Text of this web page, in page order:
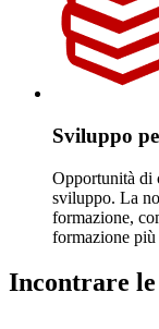
Sviluppo
Opportunità di
sviluppo. La
formazione,
formazione
Incontrare le